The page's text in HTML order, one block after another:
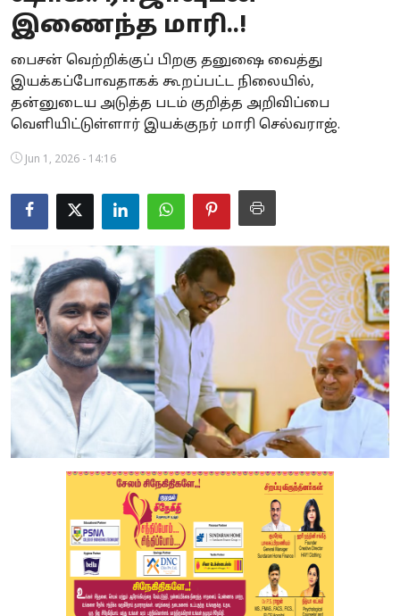
Business
Crime
Tamilnadu
Astrology
Spirituality
Weather
Politics
இணைந்த மாரி..!
பைசன் வெற்றிக்குப் பிறகு தனுஷை வைத்து
இயக்கப்போவதாகக் கூறப்பட்ட நிலையில்,
தன்னுடைய அடுத்த படம் குறித்த அறிவிப்பை
வெளியிட்டுள்ளார் இயக்குநர் மாரி செல்வராஜ்.
Jun 1, 2026 - 14:16